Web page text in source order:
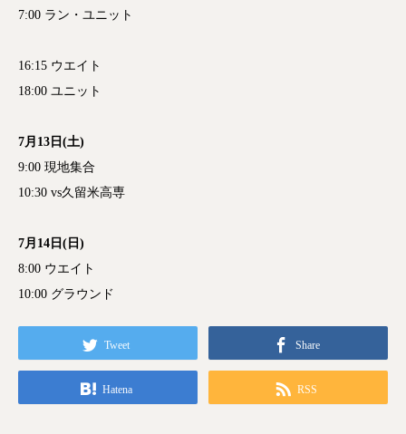
7:00 ラン・ユニット
16:15 ウエイト
18:00 ユニット
7月13日(土)
9:00 現地集合
10:30 vs久留米高専
7月14日(日)
8:00 ウエイト
10:00 グラウンド
Tweet Share
Hatena RSS